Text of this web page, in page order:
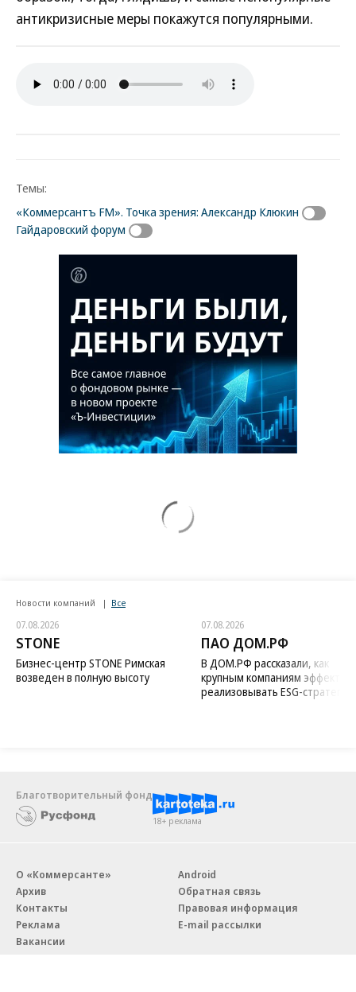
антикризисные меры покажутся популярными.
Темы:
«Коммерсантъ FM». Точка зрения: Александр Клюкин
Гайдаровский форум
Новости компаний Все
07.08.2026
STONE
Бизнес-центр STONE Римская
возведен в полную высоту
07.08.2026
ПАО ДОМ.РФ
В ДОМ.РФ рассказали, как
крупным компаниям
реализовывать ESG-стратегию
Благотворительный фонд
18+ реклама
О «Коммерсанте»
Архив
Контакты
Реклама
Вакансии
Android
Обратная связь
Правовая информация
E-mail рассылки